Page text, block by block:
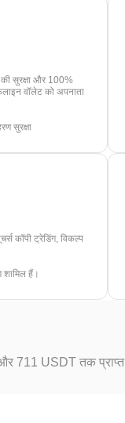
सुरक्षा और 100%
वॉलेट को अपनाता
सुरक्षा
कॉपी ट्रेडिंग, विकल्प
हैं।
और 711 USDT तक